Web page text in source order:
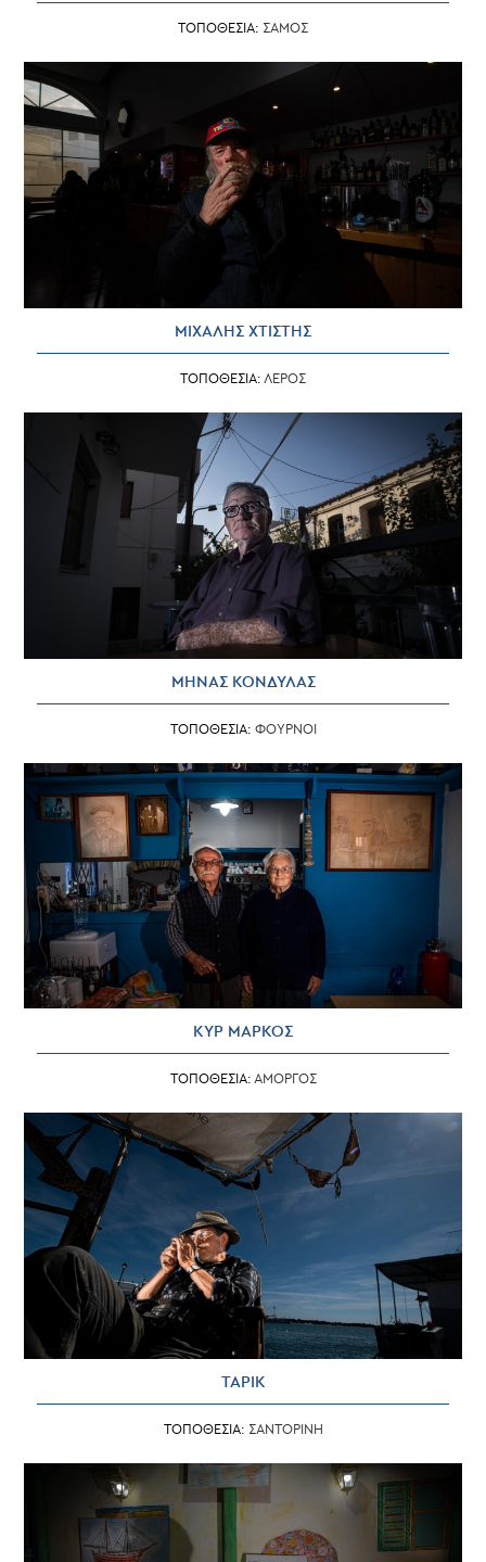
ΤΟΠΟΘΕΣΙΑ: ΣΑΜΟΣ
ΜΙΧΑΛΗΣ ΧΤΙΣΤΗΣ
ΤΟΠΟΘΕΣΙΑ: ΛΕΡΟΣ
ΜΗΝΑΣ ΚΟΝΔΥΛΑΣ
ΤΟΠΟΘΕΣΙΑ: ΦΟΥΡΝΟΙ
ΚΥΡ ΜΑΡΚΟΣ
ΤΟΠΟΘΕΣΙΑ: ΑΜΟΡΓΟΣ
ΤΑΡΙΚ
ΤΟΠΟΘΕΣΙΑ: ΣΑΝΤΟΡΙΝΗ